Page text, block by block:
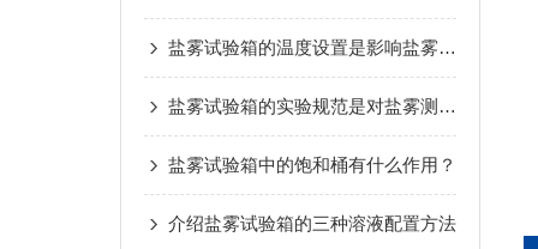
盐雾试验箱的温度设置是影响盐雾箱的重要因素之一
盐雾试验箱的实验规范是对盐雾测试标准
盐雾试验箱中的饱和桶有什么作用？
介绍盐雾试验箱的三种溶液配置方法